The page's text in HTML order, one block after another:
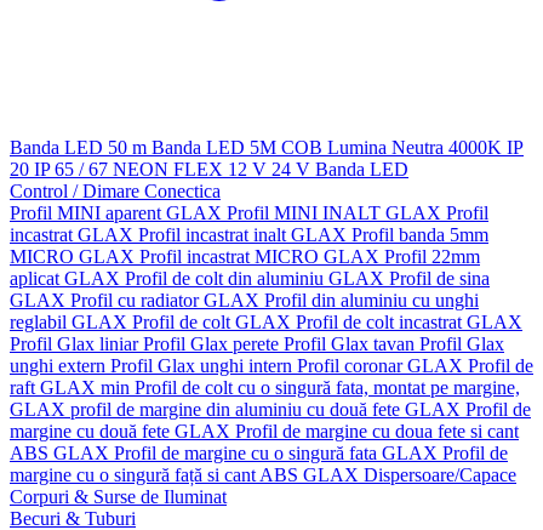
Banda LED 50 m Banda LED 5M COB Lumina Neutra 4000K IP
20 IP 65 / 67 NEON FLEX 12 V 24 V Banda LED
Control / Dimare Conectica
Profil MINI aparent GLAX Profil MINI INALT GLAX Profil
incastrat GLAX Profil incastrat inalt GLAX Profil banda 5mm
MICRO GLAX Profil incastrat MICRO GLAX Profil 22mm
aplicat GLAX Profil de colt din aluminiu GLAX Profil de sina
GLAX Profil cu radiator GLAX Profil din aluminiu cu unghi
reglabil GLAX Profil de colt GLAX Profil de colt incastrat GLAX
Profil Glax liniarProfil Glax perete Profil Glax tavan Profil Glax
unghi extern Profil Glax unghi intern Profil coronar GLAX Profil de
raft GLAX min Profil de colt cu o singură fata, montat pe margine,
GLAX profil de margine din aluminiu cu două fete GLAX Profil de
margine cu două fete GLAX Profil de margine cu doua fete si cant
ABS GLAX Profil de margine cu o singură fata GLAX Profil de
margine cu o singură față si cant ABS GLAX Dispersoare/Capace
Corpuri & Surse de Iluminat
Becuri & Tuburi